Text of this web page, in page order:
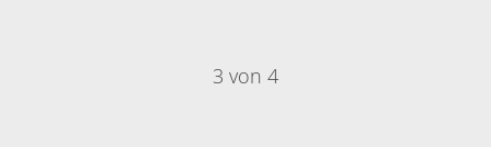
3 von 4